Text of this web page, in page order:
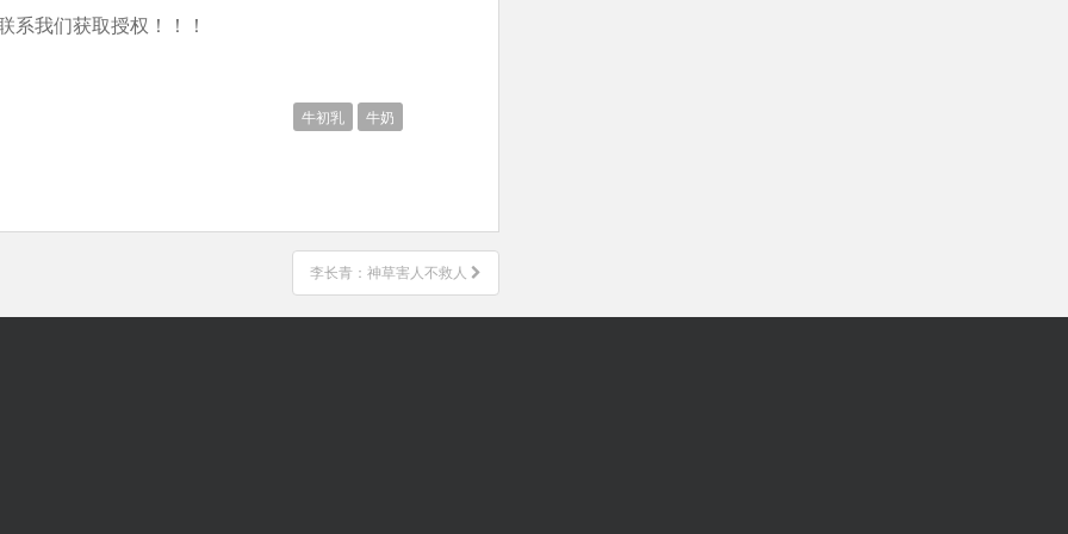
系我们获取授权！！！
牛初乳 牛奶
李长青：神草害人不救人